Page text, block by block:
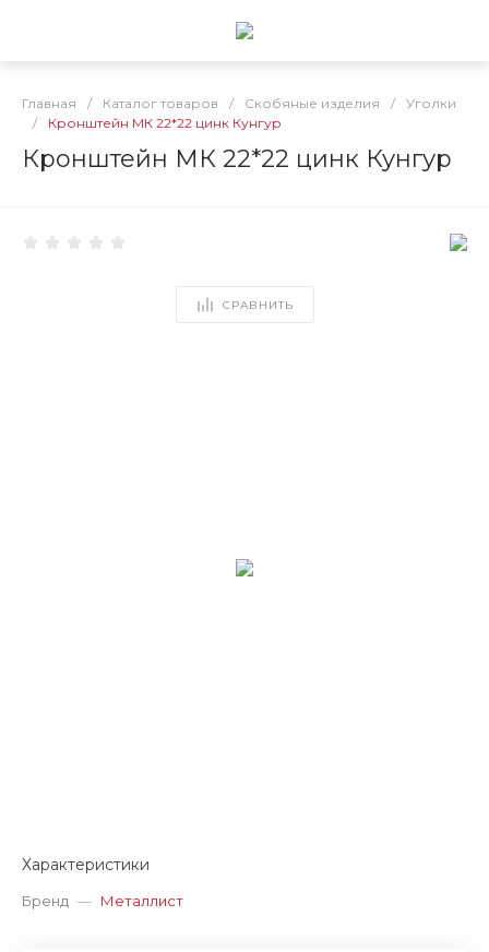
Главная / Каталог товаров / Скобяные изделия /
Уголки
/
Кронштейн МК 22*22 цинк Кунгур
Кронштейн МК 22*22 цинк Кунгур
СРАВНИТЬ
Характеристики
Бренд — Металлист